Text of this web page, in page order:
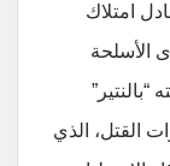
امتلاك
الأسلحة
القتل، الذي